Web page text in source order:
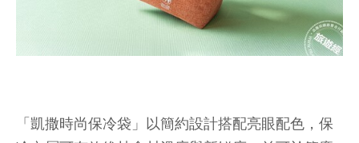
「凱撒時尚保冷袋」以簡約設計搭配亮眼配色，保